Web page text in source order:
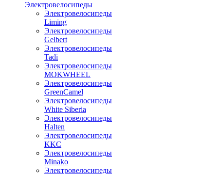
Электровелосипеды
Электровелосипеды
Liming
Электровелосипеды
Gelbert
Электровелосипеды
Tadi
Электровелосипеды
MOKWHEEL
Электровелосипеды
GreenCamel
Электровелосипеды
White Siberia
Электровелосипеды
Halten
Электровелосипеды
KKC
Электровелосипеды
Minako
Электровелосипеды